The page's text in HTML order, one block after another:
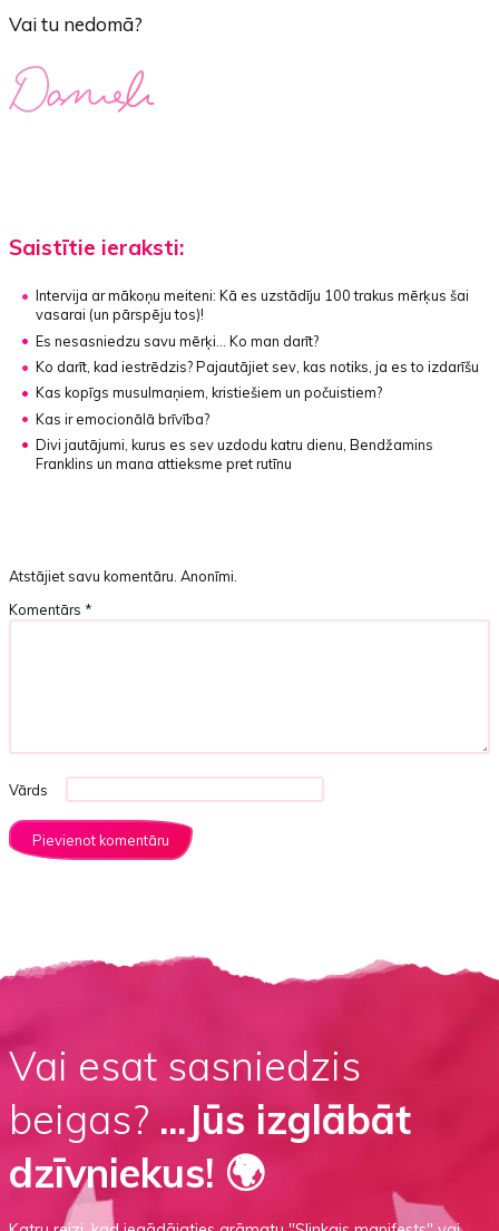
Vai tu nedomā?
Saistītie ieraksti:
Intervija ar mākoņu meiteni: Kā es uzstādīju 100 trakus mērķus šai
vasarai (un pārspēju tos)!
Es nesasniedzu savu mērķi... Ko man darīt?
Ko darīt, kad iestrēdzis?Pajautājiet sev, kas notiks, ja es to izdarīšu
Kas kopīgs musulmaņiem, kristiešiem un počuistiem?
Kas ir emocionālā brīvība?
Divi jautājumi, kurus es sev uzdodu katru dienu, Bendžamins
Franklins un mana attieksme pret rutīnu
Atstājiet savu komentāru. Anonīmi.
Komentārs *
Vārds
Vai esat sasniedzis
beigas? ...Jūs izglābāt
dzīvniekus! 🌍